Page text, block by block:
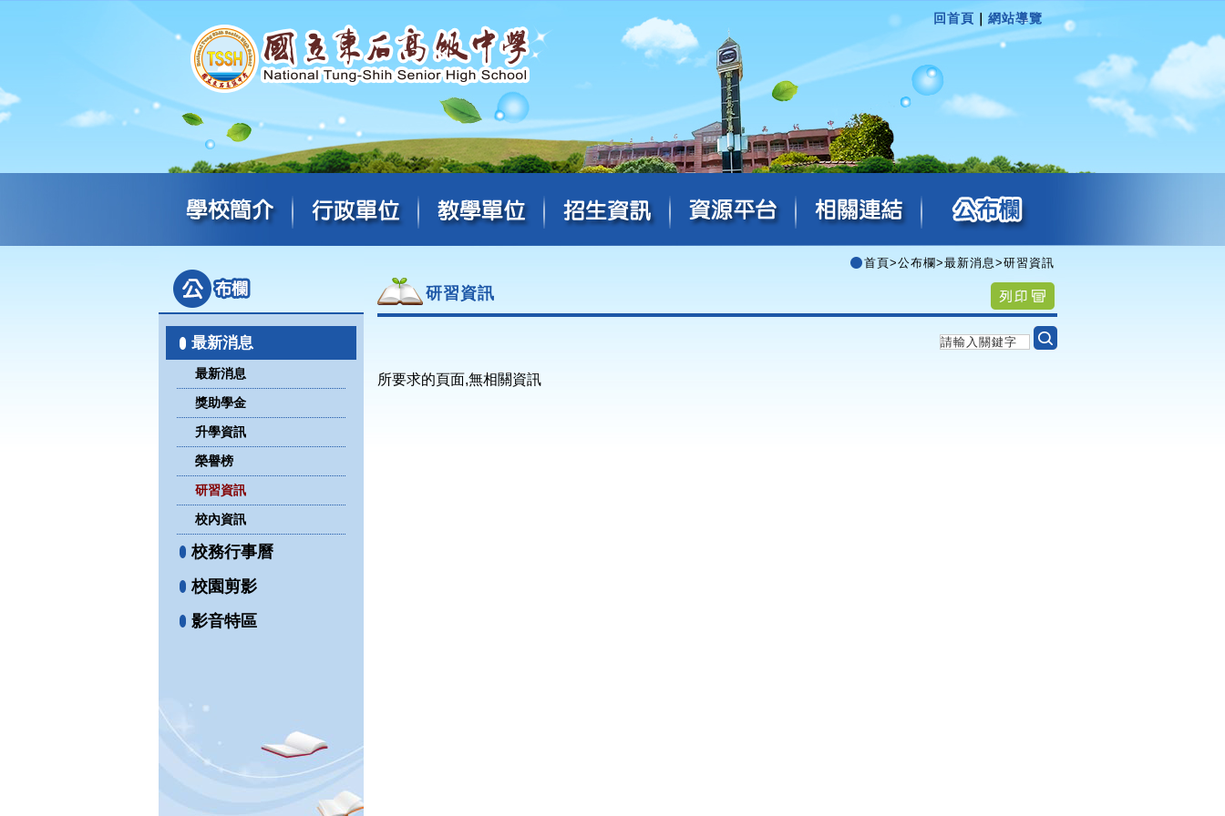
回首頁 網站導覽
最新消息
最新消息
獎助學金
升學資訊
榮譽榜
研習資訊
校內資訊
校務行事曆
校園剪影
影音特區
首頁>公布欄>最新消息>研習資訊
研習資訊
所要求的頁面,無相關資訊